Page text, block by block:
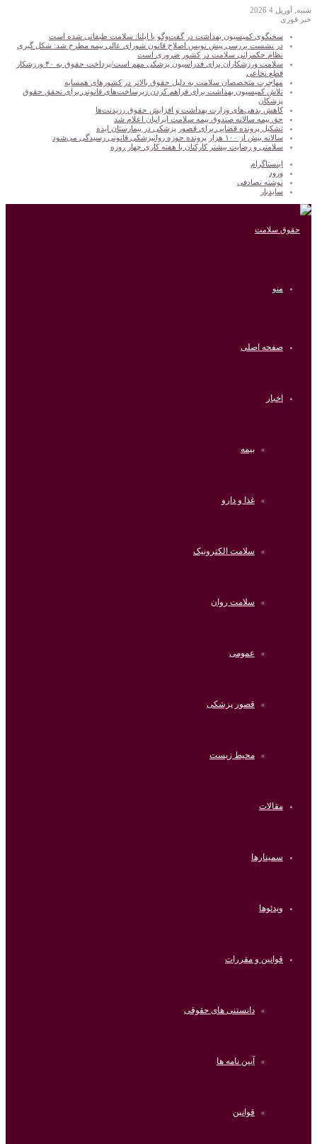
شنبه, آوریل 4 2026
خبر فوری
سخنگوی کمیسیون بهداشت در گفت‌و‌گو با ایلنا: سلامت طبقاتی شده است
در نشست بررسی پیش نویس اصلاح قانون شورای عالی بیمه مطرح شد: شکل گیری
نظام حکمرانی سلامت در کشور ضروری است
سلامت ورزشکاران برای فدراسیون پزشکی مهم است/پرداخت حقوق به ۴۰ ورزشکار
قطع نخاعی
مهاجرت متخصصان سلامت به دلیل حقوق بالاتر در کشورهای همسایه
تلاش کمیسیون بهداشت برای فراهم کردن زیرساخت‌های قانونی برای تحقق حقوق
پزشکان
کاهش بدهی‌های وزارت بهداشت و افزایش حقوق رزیدنت‌ها
حق بیمه سالانه صندوق بیمه سلامت ایرانیان اعلام شد
تشکیل پرونده قضایی برای قصور پزشکی در بیمارستان ایذه
سالانه بیش از ۱۰۰ هزار پرونده حوزه روانپزشکی قانونی رسیدگی می‌شود
سلامتی و رضایت بیشتر کارکنان با هفته کاری چهار روزه
اینستاگرام
ورود
نوشته تصادفی
سایدبار
منو
صفحه اصلی
اخبار
بیمه
غذا و دارو
سلامت الکترونیک
سلامت روان
عمومی
قصور پزشکی
محیط زیست
مقالات
سمینارها
ویدئوها
قوانین و مقررات
دانستنی های حقوقی
آیین نامه ها
قوانین